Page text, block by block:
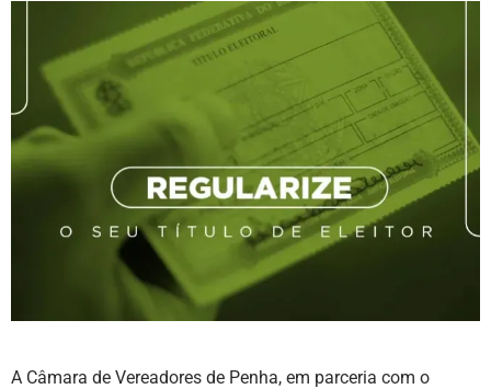
A Câmara de Vereadores de Penha, em parceria com o